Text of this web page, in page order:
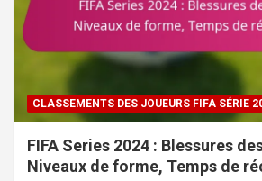
CLASSEMENTS DES JOUEURS FIFA SÉRIE
FIFA Series 2024 : Blessures
Niveaux de forme, Temps de